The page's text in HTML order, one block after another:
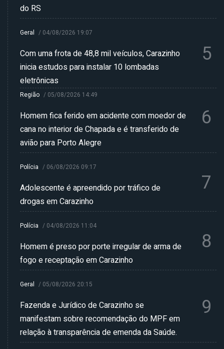
do RS
Geral / 04/08/2026 19:07
Com uma frota de 48,8 mil veículos, Carazinho
inicia estudos para instalar 10 lombadas
eletrônicas
5
Região / 05/08/2026 14:49
Homem fica ferido em acidente com moedor de
cana no interior de Chapada e é transferido de
avião para Porto Alegre
6
Polícia / 06/08/2026 09:17
Adolescente é apreendido por tráfico de
drogas em Carazinho
7
Polícia / 04/08/2026 11:04
Homem é preso por porte irregular de arma de
fogo e receptação em Carazinho
8
Geral / 05/08/2026 20:15
Fazenda e Jurídico de Carazinho se
manifestam sobre recomendação do MPF em
relação à transparência de emenda da Saúde.
9